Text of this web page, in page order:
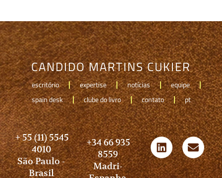
CANDIDO MARTINS CUKIER
escritório expertise notícias
equipe
spain desk
clube do livro contato pt
+ 55 (11) 5545
4010
São Paulo -
Brasil
+34 66 935
8559
Madri-